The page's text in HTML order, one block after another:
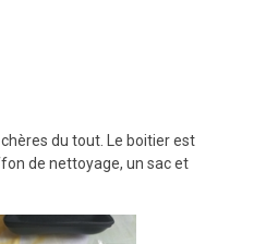
du tout. Le boitier est
de nettoyage, un sac et